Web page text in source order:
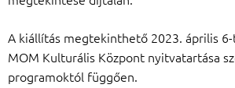
A kiállítás megtekinthető 2023. április
MOM Kulturális Központ nyitvatartása
programoktól függően.